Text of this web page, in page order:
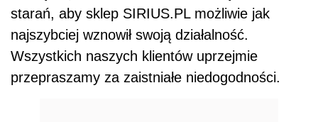
starań, aby sklep SIRIUS.PL możliwie jak
najszybciej wznowił swoją działalność.
Wszystkich naszych klientów uprzejmie
przepraszamy za zaistniałe niedogodności.